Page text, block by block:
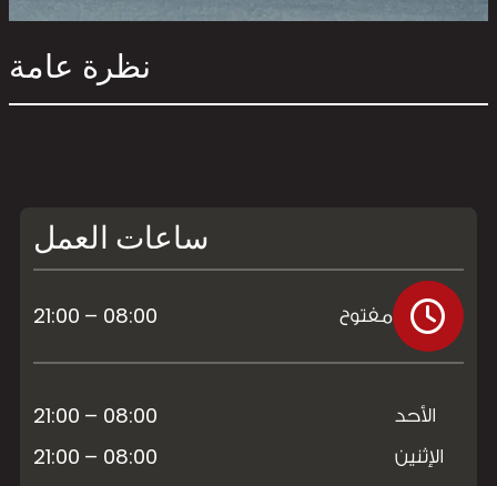
نظرة عامة
ساعات العمل
مفتوح 08:00 – 21:00
الأحد
الإثنين
08:00 – 21:00
08:00 – 21:00